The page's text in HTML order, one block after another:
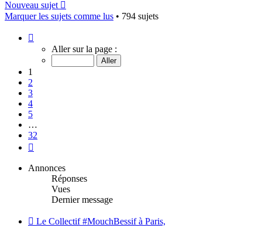
Nouveau sujet
Marquer les sujets comme lus • 794 sujets
sur
Aller sur la page :
1
2
3
4
5
…
32
Annonces
Réponses
Vues
Dernier message
Le Collectif #MouchBessif à Paris,